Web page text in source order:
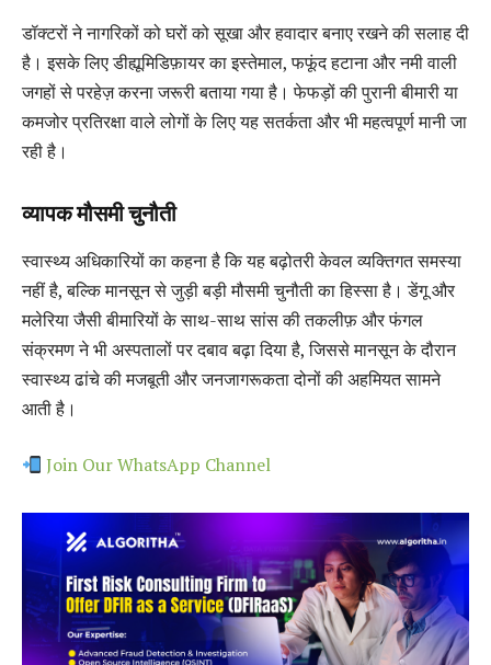
डॉक्टरों ने नागरिकों को घरों को सूखा और हवादार बनाए रखने की सलाह दी
है। इसके लिए डीह्यूमिडिफ़ायर का इस्तेमाल, फफूंद हटाना और नमी वाली
जगहों से परहेज़ करना जरूरी बताया गया है। फेफड़ों की पुरानी बीमारी या
कमजोर प्रतिरक्षा वाले लोगों के लिए यह सतर्कता और भी महत्वपूर्ण मानी जा
रही है।
व्यापक मौसमी चुनौती
स्वास्थ्य अधिकारियों का कहना है कि यह बढ़ोतरी केवल व्यक्तिगत समस्या
नहीं है, बल्कि मानसून से जुड़ी बड़ी मौसमी चुनौती का हिस्सा है। डेंगू और
मलेरिया जैसी बीमारियों के साथ-साथ सांस की तकलीफ़ और फंगल
संक्रमण ने भी अस्पतालों पर दबाव बढ़ा दिया है, जिससे मानसून के दौरान
स्वास्थ्य ढांचे की मजबूती और जनजागरूकता दोनों की अहमियत सामने
आती है।
Join Our WhatsApp Channel